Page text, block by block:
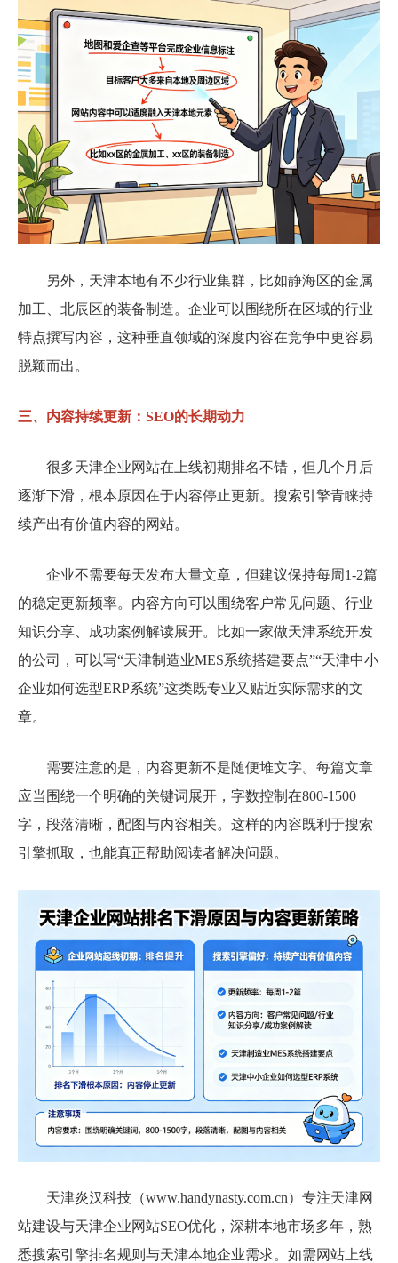
另外，天津本地有不少行业集群，比如静海区的金属
加工、北辰区的装备制造。企业可以围绕所在区域的行业
特点撰写内容，这种垂直领域的深度内容在竞争中更容易
脱颖而出。
三、内容持续更新：SEO的长期动力
很多天津企业网站在上线初期排名不错，但几个月后
逐渐下滑，根本原因在于内容停止更新。搜索引擎青睐持
续产出有价值内容的网站。
企业不需要每天发布大量文章，但建议保持每周1-2篇
的稳定更新频率。内容方向可以围绕客户常见问题、行业
知识分享、成功案例解读展开。比如一家做天津系统开发
的公司，可以写“天津制造业MES系统搭建要点”“天津中小
企业如何选型ERP系统”这类既专业又贴近实际需求的文
章。
需要注意的是，内容更新不是随便堆文字。每篇文章
应当围绕一个明确的关键词展开，字数控制在800-1500
字，段落清晰，配图与内容相关。这样的内容既利于搜索
引擎抓取，也能真正帮助阅读者解决问题。
天津炎汉科技（www.handynasty.com.cn）专注天津网
站建设与天津企业网站SEO优化，深耕本地市场多年，熟
悉搜索引擎排名规则与天津本地企业需求。如需网站上线